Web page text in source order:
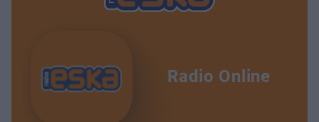
Radio Online